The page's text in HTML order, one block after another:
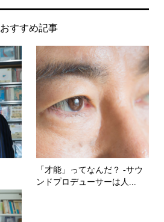
おすすめ記事
「才能」ってなんだ？ -サウ
ンドプロデューサーは人...